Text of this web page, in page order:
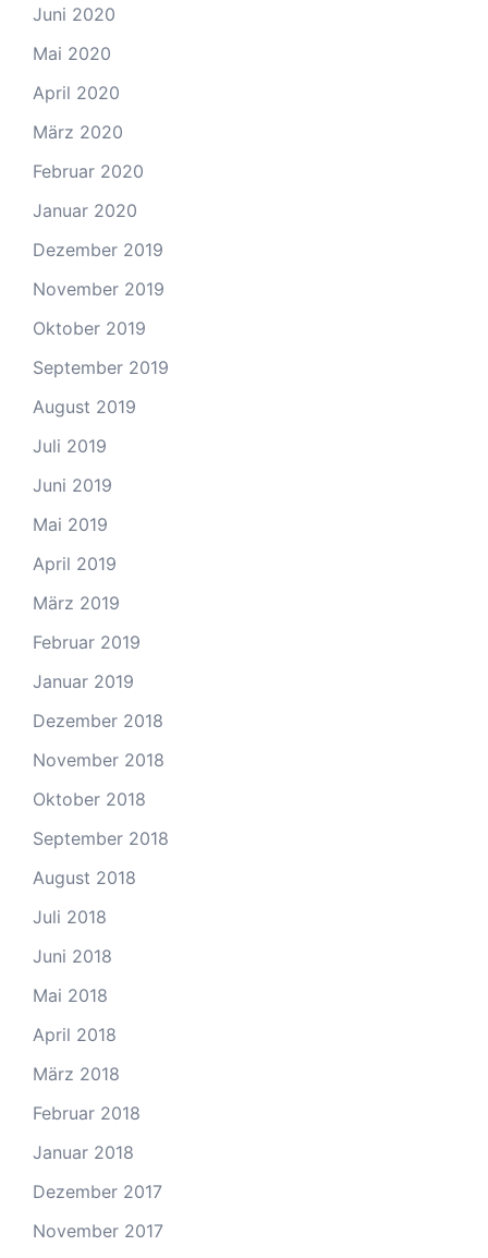
Juni 2020
Mai 2020
April 2020
März 2020
Februar 2020
Januar 2020
Dezember 2019
November 2019
Oktober 2019
September 2019
August 2019
Juli 2019
Juni 2019
Mai 2019
April 2019
März 2019
Februar 2019
Januar 2019
Dezember 2018
November 2018
Oktober 2018
September 2018
August 2018
Juli 2018
Juni 2018
Mai 2018
April 2018
März 2018
Februar 2018
Januar 2018
Dezember 2017
November 2017